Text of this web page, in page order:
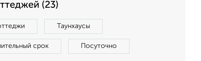
(23)
Таунхаусы
срок Посуточно